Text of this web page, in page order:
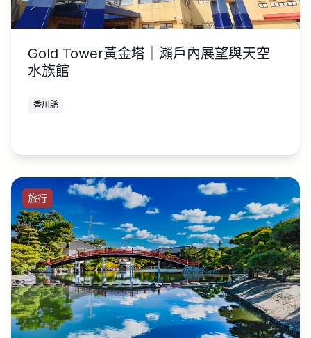
Gold Tower黃金塔｜瀨戶內展望與天空
水族館
香川縣
旅行